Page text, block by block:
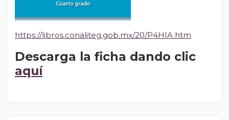
https://libros.conaliteg.gob.mx/20/P4HIA.htm
Descarga la ficha dando clic
aquí